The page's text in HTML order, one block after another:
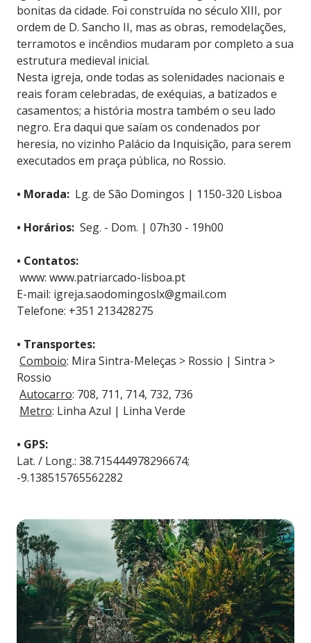
bonitas da cidade. Foi construída no século XIII, por
ordem de D. Sancho II, mas as obras, remodelações,
terramotos e incêndios mudaram por completo a sua
estrutura medieval inicial.
Nesta igreja, onde todas as solenidades nacionais e
reais foram celebradas, de exéquias, a batizados e
casamentos; a história mostra também o seu lado
negro. Era daqui que saíam os condenados por
heresia, no vizinho Palácio da Inquisição, para serem
executados em praça pública, no Rossio.
• Morada: Lg. de São Domingos | 1150-320 Lisboa
• Horários: Seg. - Dom. | 07h30 - 19h00
• Contatos:
www: www.patriarcado-lisboa.pt
E-mail: igreja.saodomingoslx@gmail.com
Telefone: +351 213428275
• Transportes:
Comboio: Mira Sintra-Meleças > Rossio | Sintra >
Rossio
Autocarro: 708, 711, 714, 732, 736
Metro: Linha Azul | Linha Verde
• GPS:
Lat. / Long.: 38.715444978296674;
-9.138515765562282